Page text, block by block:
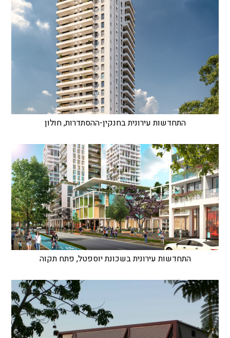
התחדשות עירונית בחנקין-ההסתדרות, חולון
התחדשות עירונית בשכונת יוספטל, פתח תקוה